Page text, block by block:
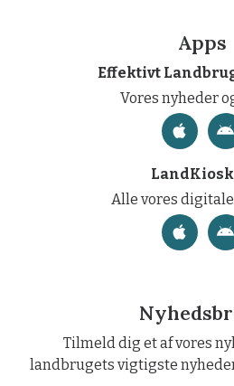
Apps
Effektivt
Vores nyheder
Alle vores
Tilmeld dig et af vores
landbrugets vigtigste